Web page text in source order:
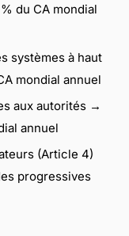
du CA mondial
systèmes à haut
mondial annuel
aux autorités →
annuel
(Article 4)
progressives